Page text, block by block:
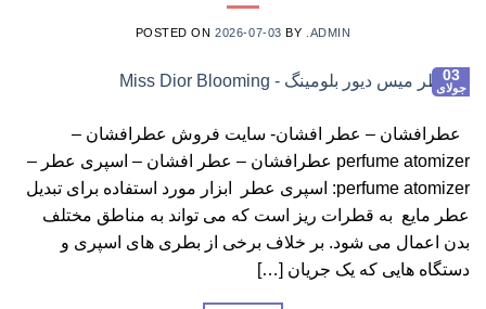
POSTED ON2026-07-03 BY .ADMIN
03
جولای
عطرافشان – عطر افشان- سایت فروش عطرافشان –
perfume atomizer عطرافشان – عطر افشان – اسپری عطر –
perfume atomizer: اسپری عطر ابزار مورد استفاده برای تبدیل
عطر مایع به قطرات ریز است که می تواند به مناطق مختلف
بدن اعمال می شود. بر خلاف برخی از بطری های اسپری و
دستگاه هایی که یک جریان […]